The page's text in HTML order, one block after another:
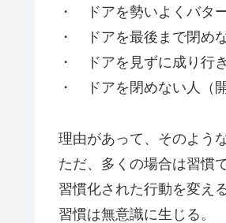
・ ドアを勢いよくバタ
・ ドアを最後まで閉め
・ ドアを見ずに成り行
・ ドアを閉めない人（
理由があって、そのよう
ただ、多くの場合は習慣
習慣化された行動を変え
習慣は無意識に生じる。